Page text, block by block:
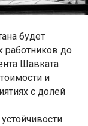
будет
работников до
Шавката
и
с долей